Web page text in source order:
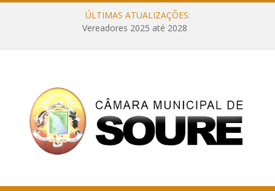
ÚLTIMAS ATUALIZAÇÕES:
Vereadores 2025 até 2028